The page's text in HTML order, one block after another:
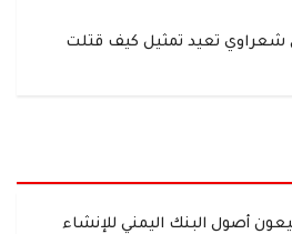
شعراوي تعيد تمثيل كيف قتلت
أصول البنك اليمني للإنشاء